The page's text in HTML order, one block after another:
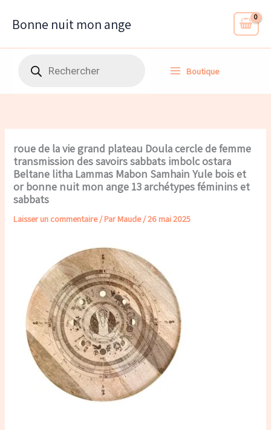
Bonne nuit mon ange
Boutique
roue de la vie grand plateau Doula cercle de femme
transmission des savoirs sabbats imbolc ostara
Beltane litha Lammas Mabon Samhain Yule bois et
or bonne nuit mon ange 13 archétypes féminins et
sabbats
Laisser un commentaire/ Par Maude/26 mai 2025